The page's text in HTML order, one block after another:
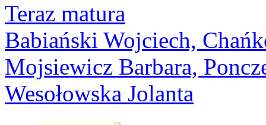
Teraz matura
Babiański Wojciech,
Mojsiewicz Barbara,
Wesołowska Jolanta